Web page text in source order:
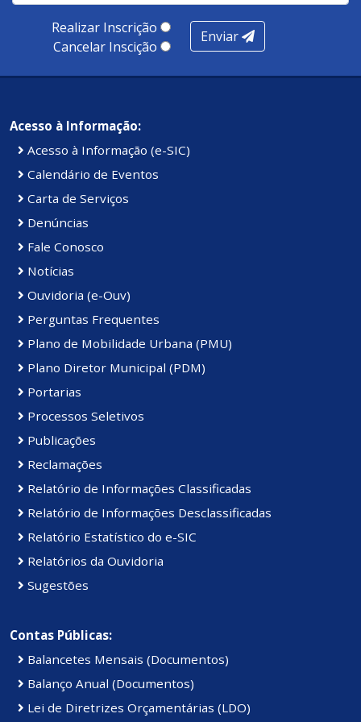
Kennedy.Realizar Inscrição
Cancelar Inscição
Enviar
Acesso à Informação:
Acesso à Informação (e-SIC)
Calendário de Eventos
Carta de Serviços
Denúncias
Fale Conosco
Notícias
Ouvidoria (e-Ouv)
Perguntas Frequentes
Plano de Mobilidade Urbana (PMU)
Plano Diretor Municipal (PDM)
Portarias
Processos Seletivos
Publicações
Reclamações
Relatório de Informações Classificadas
Relatório de Informações Desclassificadas
Relatório Estatístico do e-SIC
Relatórios da Ouvidoria
Sugestões
Contas Públicas:
Balancetes Mensais (Documentos)
Balanço Anual (Documentos)
Lei de Diretrizes Orçamentárias (LDO)